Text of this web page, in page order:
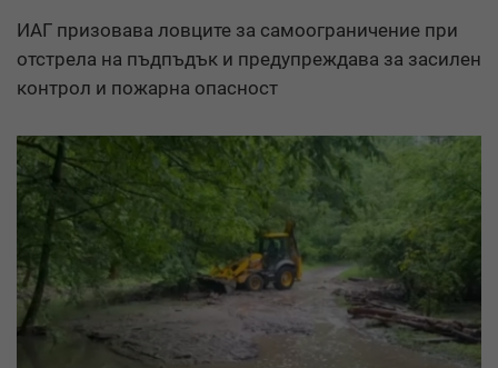
ИАГ призовава ловците за самоограничение при
отстрела на пъдпъдък и предупреждава за засилен
контрол и пожарна опасност